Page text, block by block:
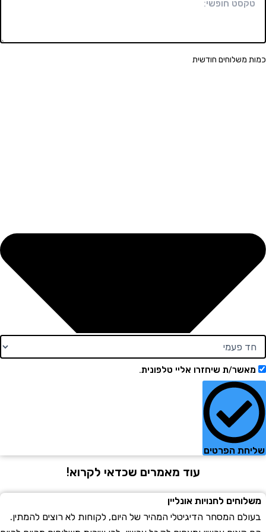
חודשית
ת שיחזרו אליי טלפונית.
הפרטים
עוד מאמרים שכדאי לקרוא!
לחנויות אונליין
המסחר הדיגיטלי המהיר של היום, לקוחות לא רוצים להמתין.